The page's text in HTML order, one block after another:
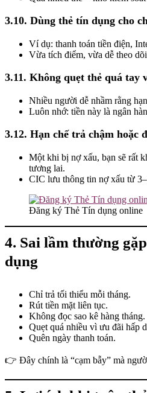
3.10. Dùng thẻ tín dụng cho
Ví dụ: thanh toán tiền điện,
Vừa tích điểm, vừa dễ theo
3.11. Không quẹt thẻ quá tay
Nhiều người dễ nhầm rằng
Luôn nhớ: tiền này là ngân
3.12. Hạn chế trả chậm hoặc
Một khi bị nợ xấu, bạn sẽ rất
tương lai.
CIC lưu thông tin nợ xấu từ
Đăng ký Thẻ Tín dụng online
4. Sai lầm thường
dụng
Chỉ trả tối thiểu mỗi tháng.
Rút tiền mặt liên tục.
Không đọc sao kê hàng tháng.
Quẹt quá nhiều vì ưu đãi hấp
Quên ngày thanh toán.
👉 Đây chính là “cạm bẫy” mà